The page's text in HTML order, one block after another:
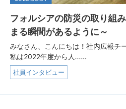
フォルシアの防災の取り組
まる瞬間があるように～
みなさん、こんにちは！社内広報チ
私は2022年度から人...…
社員インタビュー